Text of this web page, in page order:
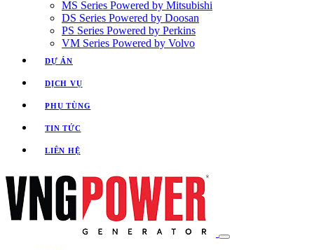
MS Series Powered by Mitsubishi
DS Series Powered by Doosan
PS Series Powered by Perkins
VM Series Powered by Volvo
DỰ ÁN
DỊCH VỤ
PHỤ TÙNG
TIN TỨC
LIÊN HỆ